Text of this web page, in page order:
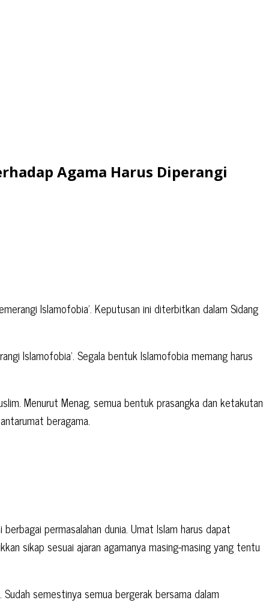
Agama Harus Diperangi
Islamofobia’. Keputusan ini diterbitkan dalam Sidang
Islamofobia’. Segala bentuk Islamofobia memang harus
Menurut Menag, semua bentuk prasangka dan ketakutan
beragama.
permasalahan dunia. Umat Islam harus dapat
sikap sesuai ajaran agamanya masing-masing yang tentu
semestinya semua bergerak bersama dalam